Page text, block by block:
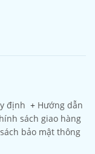
định + Hướng dẫn
sách giao hàng
bảo mật thông